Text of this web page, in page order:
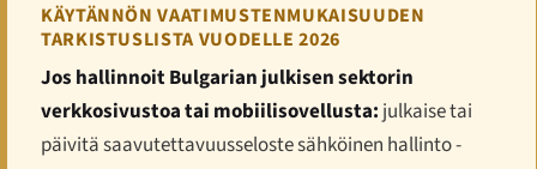
KÄYTÄNNÖN VAATIMUSTENMUKAISUUDEN
TARKISTUSLISTA VUODELLE 2026
Jos hallinnoit Bulgarian julkisen sektorin
verkkosivustoa tai mobiilisovellusta: julkaise tai
päivitä saavutettavuusseloste sähköinen hallinto -